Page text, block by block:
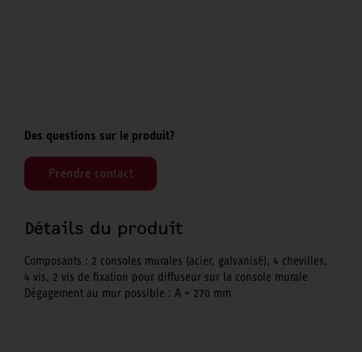
Des questions sur le produit?
Prendre contact
Détails du produit
Composants : 2 consoles murales (acier, galvanisé), 4 chevilles,
4 vis, 2 vis de fixation pour diffuseur sur la console murale
Dégagement au mur possible : A = 270 mm